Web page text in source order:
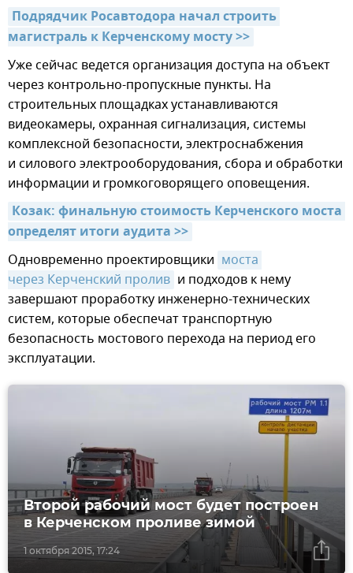
Подрядчик Росавтодора начал строить
магистраль к Керченскому мосту >>
Уже сейчас ведется организация доступа на объект
через контрольно-пропускные пункты. На
строительных площадках устанавливаются
видеокамеры, охранная сигнализация, системы
комплексной безопасности, электроснабжения
и силового электрооборудования, сбора и обработки
информации и громкоговорящего оповещения.
Козак: финальную стоимость Керченского моста
определят итоги аудита >>
Одновременно проектировщики моста
через Керченский пролив и подходов к нему
завершают проработку инженерно-технических
систем, которые обеспечат транспортную
безопасность мостового перехода на период его
эксплуатации.
1 октября 2015, 17:24
Второй рабочий мост будет построен
в Керченском проливе зимой